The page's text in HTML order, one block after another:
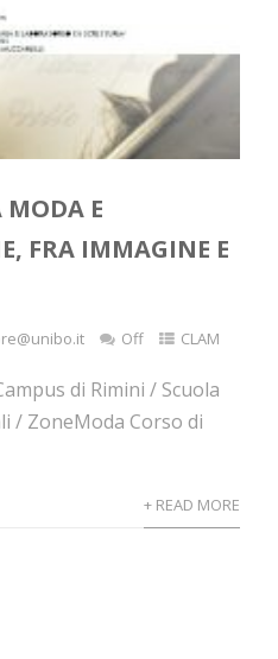
MODA E
FRA IMMAGINE E
Off CLAM
di Rimini / Scuola
/ ZoneModa Corso di
+ READ MORE